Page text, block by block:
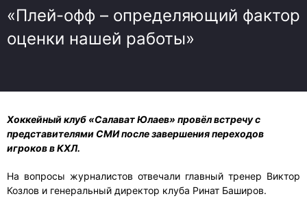
«Плей-офф – определяющий фактор
оценки нашей работы»
Хоккейный клуб «Салават Юлаев» провёл встречу с
представителями СМИ после завершения переходов
игроков в КХЛ.
На вопросы журналистов отвечали главный тренер Виктор
Козлов и генеральный директор клуба Ринат Баширов.